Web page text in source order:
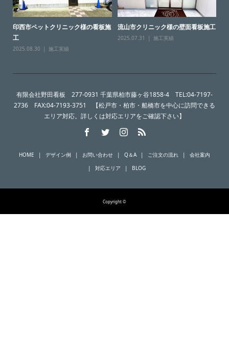
印西市ペットクリニック様の看板施
工
2025.08.30 施工実績
流山市クリニック様の壁面看板施工
2025.07.31 施工実績
有限会社野田看板 277-0931 千葉県柏市藤ヶ谷1858-4 TEL:04-7197-
2736 FAX:04-7193-3751 【松戸市・柏市・船橋市を中心に訪問できる
エリア対応。詳しくは対応エリアをご確認下さい】
HOME デザイン例 お問い合わせ Q＆A ご注文の流れ
会社案内
対応エリア
BLOG
Copyright ©